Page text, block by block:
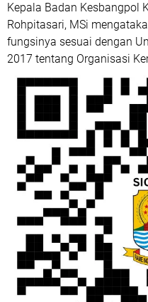
Kepala Badan Kesbangpol
Rohpitasari, MSi
fungsinya sesuai dengan
2017 tentang Organisasi